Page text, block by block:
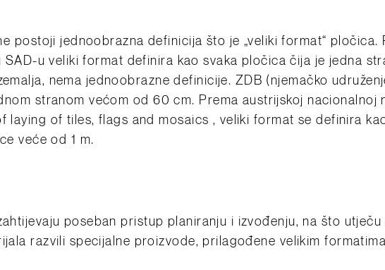
postoji jednoobrazna definicija što je „veliki format“ pločica.
SAD-u veliki format definira kao svaka pločica čija je jedna
nema jednoobrazne definicije. ZDB (njemačko
stranom većom od 60 cm. Prema austrijskoj nacionalnoj
laying of tiles, flags and mosaics , veliki format se definira
veće od 1 m.
poseban pristup planiranju i izvođenju, na što
razvili specijalne proizvode, prilagođene velikim